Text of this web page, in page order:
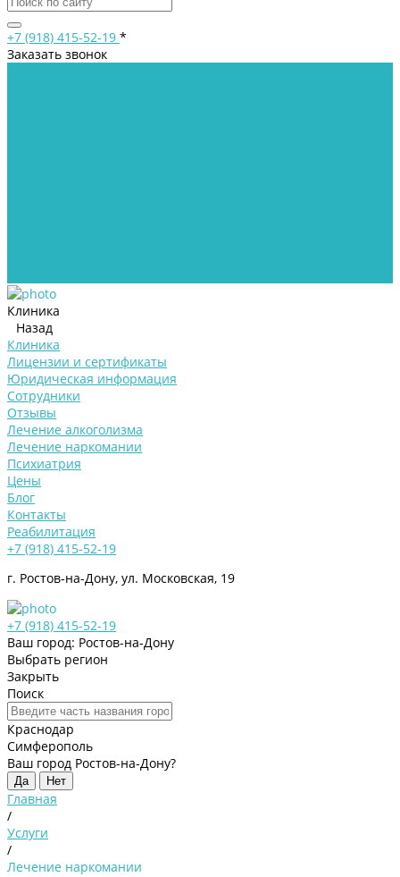
+7 (918) 415-52-19 *
Заказать звонок
Клиника
Назад
Клиника
Лицензии и сертификаты
Юридическая информация
Сотрудники
Отзывы
Лечение алкоголизма
Лечение наркомании
Психиатрия
Цены
Блог
Контакты
Реабилитация
+7 (918) 415-52-19
г. Ростов-на-Дону, ул. Московская, 19
+7 (918) 415-52-19
Ваш город: Ростов-на-Дону
Выбрать регион
Закрыть
Поиск
Краснодар
Симферополь
Ваш город Ростов-на-Дону?
Да Нет
Главная
/
Услуги
/
Лечение наркомании